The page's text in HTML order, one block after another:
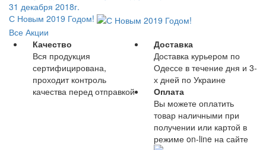
31 декабря 2018г.
С Новым 2019 Годом!
Все Акции
Качество
Вся продукция
сертифицирована,
проходит контроль
качества перед отправкой
Доставка
Доставка курьером по
Одессе в течение дня и 3-
х дней по Украине
Оплата
Вы можете оплатить
товар наличными при
получении или картой в
режиме on-line на сайте